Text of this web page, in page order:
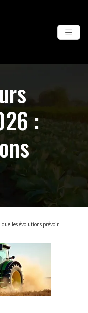
:
quelles évolutions prévoir